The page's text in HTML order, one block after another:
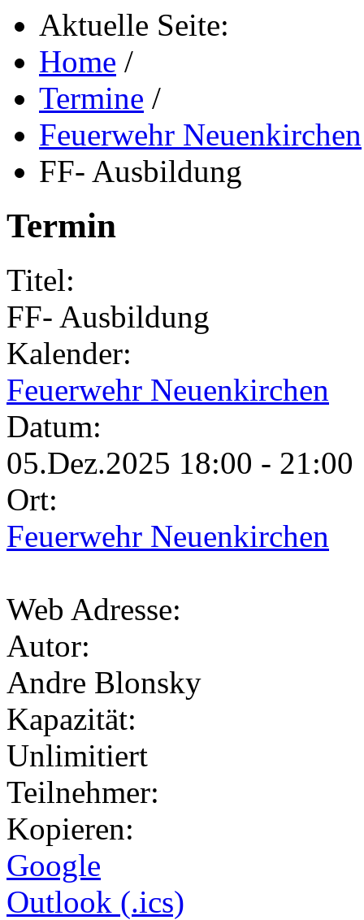
Aktuelle Seite:
Home /
Termine /
Feuerwehr Neuenkirchen
FF- Ausbildung
Termin
Titel:
FF- Ausbildung
Kalender:
Feuerwehr Neuenkirchen
Datum:
05.Dez.2025 18:00 - 21:00
Ort:
Feuerwehr Neuenkirchen
Web Adresse:
Autor:
Andre Blonsky
Kapazität:
Unlimitiert
Teilnehmer:
Kopieren:
Google
Outlook (.ics)